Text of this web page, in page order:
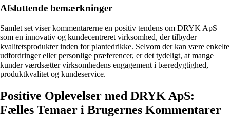
Afsluttende bemærkninger
Samlet set viser kommentarerne en positiv tendens om DRYK ApS
som en innovativ og kundecentreret virksomhed, der tilbyder
kvalitetsprodukter inden for plantedrikke. Selvom der kan være enkelte
udfordringer eller personlige præferencer, er det tydeligt, at mange
kunder værdsætter virksomhedens engagement i bæredygtighed,
produktkvalitet og kundeservice.
Positive Oplevelser med DRYK ApS:
Fælles Temaer i Brugernes Kommentarer